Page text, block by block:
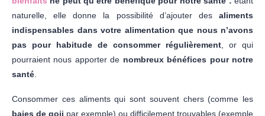
naturelle, elle donne la possibilité d’ajouter des aliments
indispensables dans votre alimentation que nous n’avons
pas pour habitude de consommer régulièrement , or qui
pourraient nous apporter de nombreux bénéfices pour notre
santé
Consommer ces aliments qui sont souvent chers (comme les
baies de goji par exemple) ou difficilement trouvables (exemple